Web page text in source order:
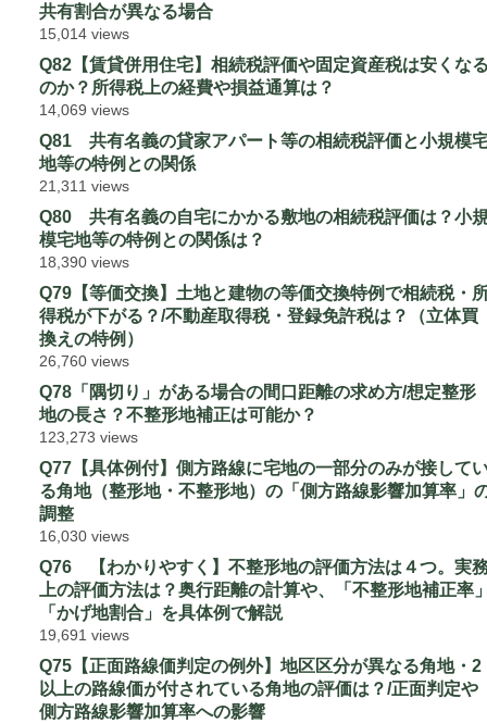
共有割合が異なる場合
15,014 views
Q82【賃貸併用住宅】相続税評価や固定資産税は安くな
のか？所得税上の経費や損益通算は？
14,069 views
Q81 共有名義の貸家アパート等の相続税評価と小規模
地等の特例との関係
21,311 views
Q80 共有名義の自宅にかかる敷地の相続税評価は？小
模宅地等の特例との関係は？
18,390 views
Q79【等価交換】土地と建物の等価交換特例で相続税・
得税が下がる？/不動産取得税・登録免許税は？（立体買
換えの特例）
26,760 views
Q78「隅切り」がある場合の間口距離の求め方/想定整形
地の長さ？不整形地補正は可能か？
123,273 views
Q77【具体例付】側方路線に宅地の一部分のみが接して
る角地（整形地・不整形地）の「側方路線影響加算率」
調整
16,030 views
Q76 【わかりやすく】不整形地の評価方法は４つ。実
上の評価方法は？奥行距離の計算や、「不整形地補正率
「かげ地割合」を具体例で解説
19,691 views
Q75【正面路線価判定の例外】地区区分が異なる角地・2
以上の路線価が付されている角地の評価は？/正面判定や
側方路線影響加算率への影響